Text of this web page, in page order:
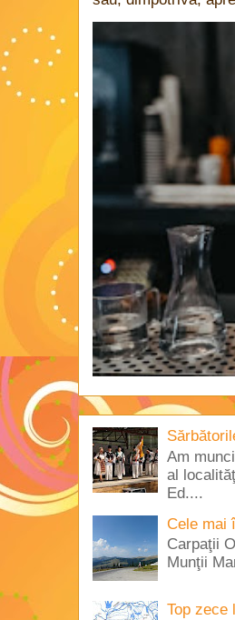
Am
al
Ed....
Cele mai
Carpaţii
Munţii
Top zece